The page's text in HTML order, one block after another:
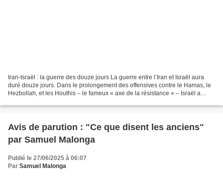
Iran-Israël : la guerre des douze jours La guerre entre l’Iran et Israël aura
duré douze jours. Dans le prolongement des offensives contre le Hamas, le
Hezbollah, et les Houthis – le fameux « axe de la résistance » – Israël a
Avis de parution : "Ce que disent les anciens"
par Samuel Malonga
Publié le 27/06/2025 à 06:07
Par Samuel Malonga